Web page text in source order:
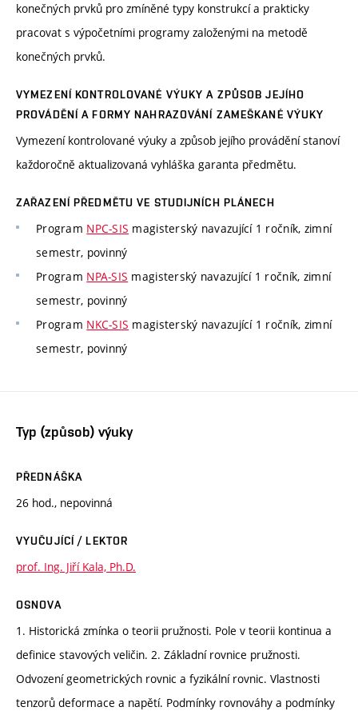
konečných prvků pro zmíněné typy konstrukcí a prakticky
pracovat s výpočetními programy založenými na metodě
konečných prvků.
VYMEZENÍ KONTROLOVANÉ VÝUKY A ZPŮSOB JEJÍHO
PROVÁDĚNÍ A FORMY NAHRAZOVÁNÍ ZAMEŠKANÉ VÝUKY
Vymezení kontrolované výuky a způsob jejího provádění stanoví
každoročně aktualizovaná vyhláška garanta předmětu.
ZAŘAZENÍ PŘEDMĚTU VE STUDIJNÍCH PLÁNECH
Program NPC-SIS magisterský navazující 1 ročník, zimní
semestr, povinný
Program NPA-SIS magisterský navazující 1 ročník, zimní
semestr, povinný
Program NKC-SIS magisterský navazující 1 ročník, zimní
semestr, povinný
Typ (způsob) výuky
PŘEDNÁŠKA
26 hod., nepovinná
VYUČUJÍCÍ / LEKTOR
prof. Ing. Jiří Kala, Ph.D.
OSNOVA
1. Historická zmínka o teorii pružnosti. Pole v teorii kontinua a
definice stavových veličin. 2. Základní rovnice pružnosti.
Odvození geometrických rovnic a fyzikální rovnic. Vlastnosti
tenzorů deformace a napětí. Podmínky rovnováhy a podmínky